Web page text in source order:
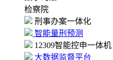
检察院
刑事办案一体化
智能量刑预测
12309智能控申一体机
大数据监督平台